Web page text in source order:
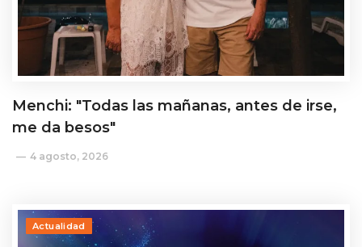
Menchi: "Todas las mañanas, antes de irse,
me da besos"
4 agosto, 2026
Actualidad